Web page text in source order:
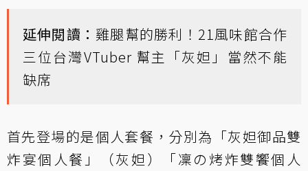
延伸閱讀： 雞腿幫的勝利！21風味館合作
三位台灣VTuber 幫主「灰妲」當然不能
缺席
首先登場的是個人套餐，分別為「灰妲御品雙
炸宴個人餐」（灰妲）「凜の烤炸雙饗個人